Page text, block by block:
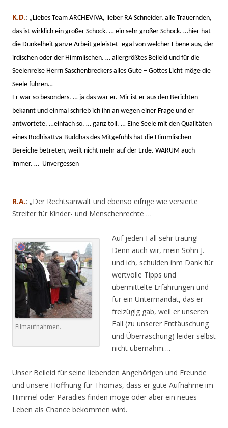
K.D.: „Liebes Team ARCHEVIVA, lieber RA Schneider, alle Trauernden,
das ist wirklich ein großer Schock. … ein sehr großer Schock. …hier hat
die Dunkelheit ganze Arbeit geleistet- egal von welcher Ebene aus, der
irdischen oder der Himmlischen. … allergrößtes Beileid und für die
Seelenreise Herrn Saschenbreckers alles Gute – Gottes Licht möge die
Seele führen…
Er war so besonders. … ja das war er. Mir ist er aus den Berichten
bekannt und einmal schrieb ich ihn an wegen einer Frage und er
antwortete. …einfach so. … ganz toll. … Eine Seele mit den Qualitäten
eines Bodhisattva-Buddhas des Mitgefühls hat die Himmlischen
Bereiche betreten, weilt nicht mehr auf der Erde. WARUM auch
immer. … Unvergessen
R.A.: „Der Rechtsanwalt und ebenso eifrige wie versierte
Streiter für Kinder- und Menschenrechte …
Filmaufnahmen.
Auf jeden Fall sehr traurig!
Denn auch wir, mein Sohn J.
und ich, schulden ihm Dank für
wertvolle Tipps und
übermittelte Erfahrungen und
für ein Untermandat, das er
freizügig gab, weil er unseren
Fall (zu unserer Enttäuschung
und Überraschung) leider selbst
nicht übernahm….
Unser Beileid für seine liebenden Angehörigen und Freunde
und unsere Hoffnung für Thomas, dass er gute Aufnahme im
Himmel oder Paradies finden möge oder aber ein neues
Leben als Chance bekommen wird.